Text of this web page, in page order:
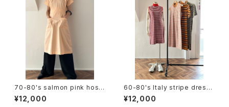
70-80's salmon pink hospi
tal dress
¥12,000
60-80's Italy stripe dress
(sleeve less / short sleev
e)
¥12,000